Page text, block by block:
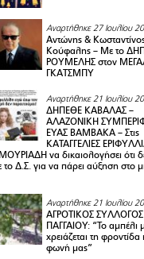
Αναρτήθηκε 27 Ιουλίου
Αντώνης &
Κούφαλης – Με το
ΡΟΥΜΕΛΗΣ στον
ΓΚΑΤΣΜΠΥ
Αναρτήθηκε 21 Ιουλίου
ΔΗΠΕΘΕ ΚΑΒΑΛΑΣ –
ΑΛΑΖΟΝΙΚΗ
ΕΥΑΣ ΒΑΜΒΑΚΑ – Στις
ΚΑΤΑΓΓΕΛΙΕΣ
να δικαιολογήσει ότι
το Δ.Σ. για να πάρει αύξηση στο
Αναρτήθηκε 21 Ιουλίου
ΑΓΡΟΤΙΚΟΣ ΣΥΛΛΟΓΟΣ
ΠΑΓΓΑΙΟY: “Το αμπέλι
χρειάζεται τη φροντίδα
φωνή μας”